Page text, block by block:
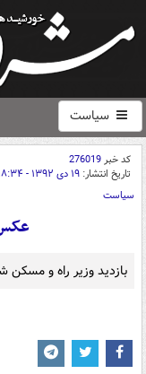
سیاست
کد خبر276019
تاریخ انتشار: ۱۹ دی ۱۳۹۲ - ۱۸:۳۴
سیاست
بازدید وزیر راه و مسکن